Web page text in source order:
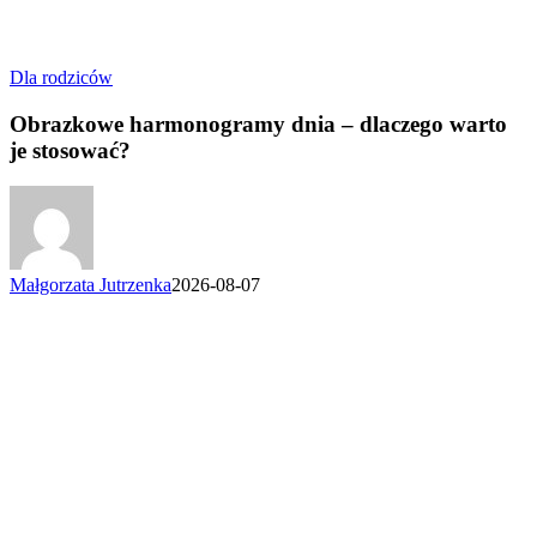
Dla rodzicówObrazkowe
dnia
–
dlaczego
Obrazkowe harmonogramy dnia – dlaczego warto
je stosować?
Małgorzata Jutrzenka2026-08-07